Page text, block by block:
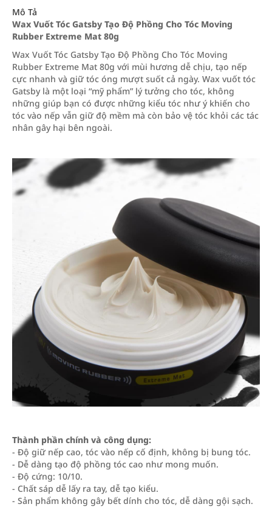
Mô Tả
Wax Vuốt Tóc Gatsby Tạo Độ Phồng Cho Tóc Moving
Rubber Extreme Mat 80g
Wax Vuốt Tóc Gatsby Tạo Độ Phồng Cho Tóc Moving
Rubber Extreme Mat 80g với mùi hương dễ chịu, tạo nếp
cực nhanh và giữ tóc óng mượt suốt cả ngày. Wax vuốt tóc
Gatsby là một loại “mỹ phẩm” lý tưởng cho tóc, không
những giúp bạn có được những kiểu tóc như ý khiến cho
tóc vào nếp vẫn giữ độ mềm mà còn bảo vệ tóc khỏi các tác
nhân gây hại bên ngoài.
Thành phần chính và công dụng:
- Độ giữ nếp cao, tóc vào nếp cố định, không bị bung tóc.
- Dễ dàng tạo độ phồng tóc cao như mong muốn.
- Độ cứng: 10/10.
- Chất sáp dễ lấy ra tay, dễ tạo kiểu.
- Sản phẩm không gây bết dính cho tóc, dễ dàng gội sạch.